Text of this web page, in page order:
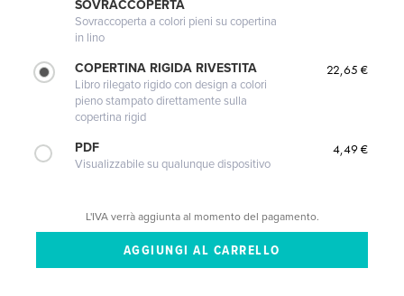
SOVRACCOPERTA
Sovraccoperta a colori pieni su copertina
in lino
COPERTINA RIGIDA RIVESTITA
Libro rilegato rigido con design a colori
pieno stampato direttamente sulla
copertina rigid
22,65 €
PDF
Visualizzabile su qualunque dispositivo
4,49 €
L'IVA verrà aggiunta al momento del pagamento.